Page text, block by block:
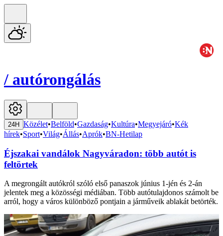
/ autórongálás
24H Közélet•Belföld•Gazdaság•Kultúra•Megyejáró•Kék
hírek•Sport•Világ•Állás•Aprók•BN-Hetilap
Éjszakai vandálok Nagyváradon: több autót is
feltörtek
A megrongált autókról szóló első panaszok június 1-jén és 2-án
jelentek meg a közösségi médiában. Több autótulajdonos számolt be
arról, hogy a város különböző pontjain a járműveik ablakát betörték.